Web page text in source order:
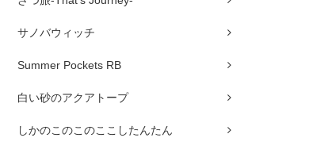
サノバウィッチ
Summer Pockets RB
白い砂のアクアトープ
しかのこのこのここしたんたん